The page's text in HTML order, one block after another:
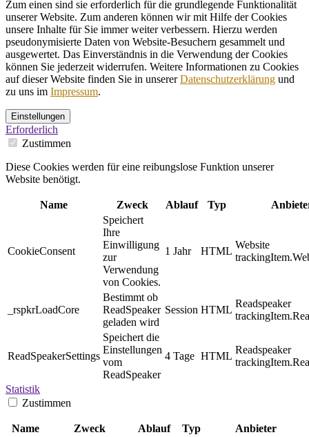
Zum einen sind sie erforderlich für die grundlegende Funktionalität
unserer Website. Zum anderen können wir mit Hilfe der Cookies
unsere Inhalte für Sie immer weiter verbessern. Hierzu werden
pseudonymisierte Daten von Website-Besuchern gesammelt und
ausgewertet. Das Einverständnis in die Verwendung der Cookies
können Sie jederzeit widerrufen. Weitere Informationen zu Cookies
auf dieser Website finden Sie in unsererDatenschutzerklärung und
zu uns im Impressum.
Einstellungen
Erforderlich
Zustimmen
Diese Cookies werden für eine reibungslose Funktion unserer
Website benötigt.
Name Zweck Ablauf Typ
CookieConsent
Speichert
Ihre
Einwilligung
zur
Verwendung
von Cookies.
1 Jahr HTML
Website
_rspkrLoadCore
Bestimmt ob
ReadSpeaker
geladen wird
Session HTML
Readspeaker
ReadSpeakerSettings
Speichert die
Einstellungen
vom
ReadSpeaker
4 Tage HTML
Readspeaker
Statistik
Zustimmen
Name Zweck Ablauf Typ Anbieter